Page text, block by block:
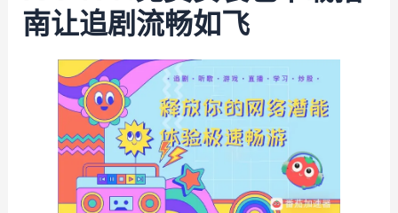
南让追剧流畅如飞